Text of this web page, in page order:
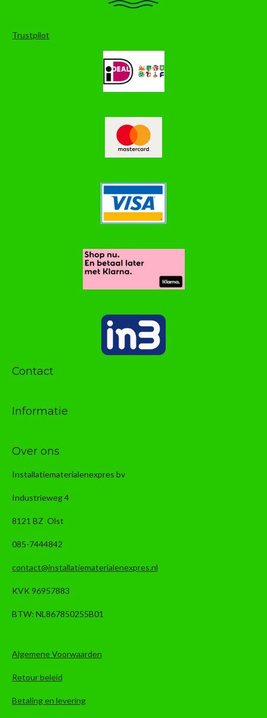
Trustpilot
Contact
Informatie
Over ons
Installatiematerialenexpres bv
Industrieweg 4
8121 BZ Olst
085-7444842
contact@installatiematerialenexpres.nl
KVK 96957883
BTW: NL867850255B01
Algemene Voorwaarden
Retour beleid
Betaling en levering